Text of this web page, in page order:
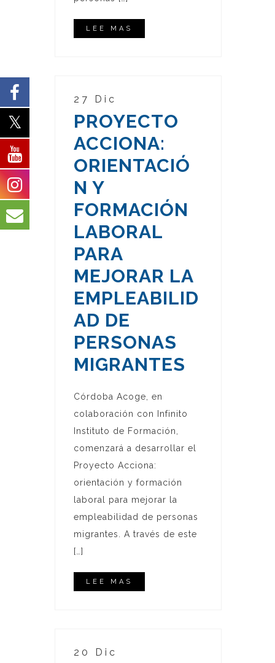
LEE MAS
27 Dic
PROYECTO
ACCIONA:
ORIENTACIÓ
N Y
FORMACIÓN
LABORAL
PARA
MEJORAR LA
EMPLEABILID
AD DE
PERSONAS
MIGRANTES
Córdoba Acoge, en
colaboración con Infinito
Instituto de Formación,
comenzará a desarrollar el
Proyecto Acciona:
orientación y formación
laboral para mejorar la
empleabilidad de personas
migrantes. A través de este
[…]
LEE MAS
20 Dic